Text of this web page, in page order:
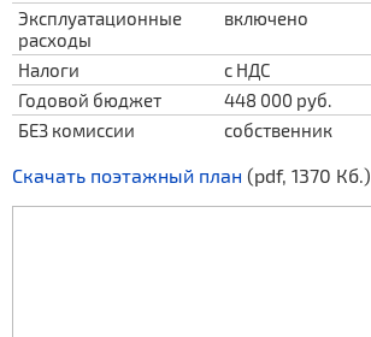
Эксплуатационные
расходы
включено
Налоги
с НДС
Годовой бюджет
448 000 руб.
БЕЗ комиссии
собственник
Скачать поэтажный план (pdf, 1370 Кб.)